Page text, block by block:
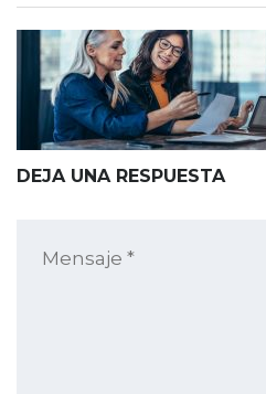
DEJA UNA RESPUESTA